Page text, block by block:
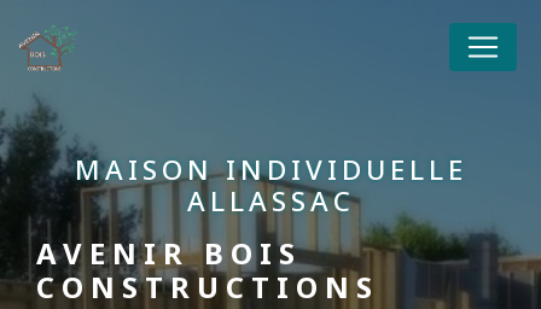
MAISON INDIVIDUELLE
ALLASSAC
AVENIR BOIS
CONSTRUCTIONS